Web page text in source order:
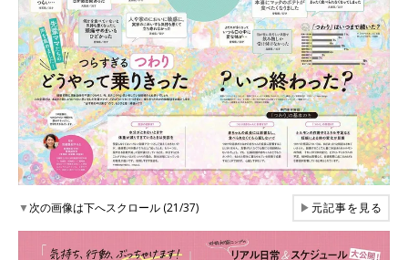
▼次の画像は下へスクロール (21/37) ▶元記事を見る